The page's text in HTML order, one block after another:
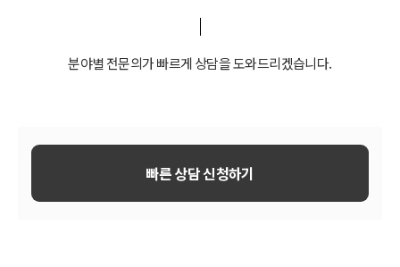
분야별 전문의가 빠르게 상담을 도와드리겠습니다.
빠른 상담 신청하기